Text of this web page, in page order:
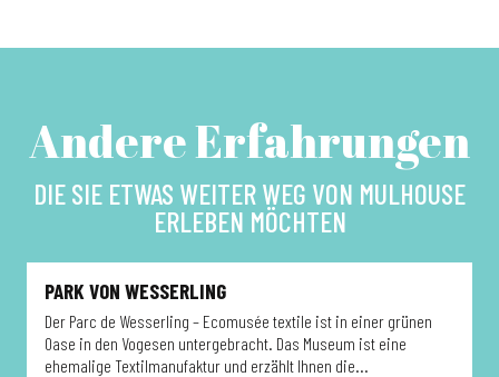
Andere Erfahrungen
DIE SIE ETWAS WEITER WEG VON MULHOUSE
ERLEBEN MÖCHTEN
PARK VON WESSERLING
Der Parc de Wesserling – Ecomusée textile ist in einer grünen
Oase in den Vogesen untergebracht. Das Museum ist eine
ehemalige Textilmanufaktur und erzählt Ihnen die...